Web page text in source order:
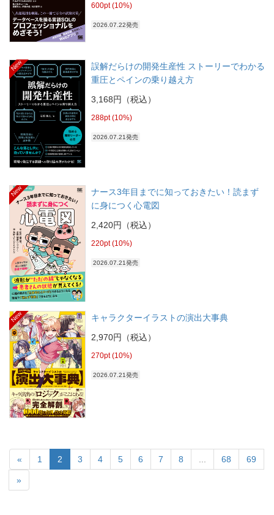
600pt (10%)
2026.07.22発売
New
誤解だらけの開発生産性 ストーリーでわかる
重圧とペインの乗り越え方
3,168円（税込）
288pt (10%)
2026.07.21発売
New
ナース3年目までに知っておきたい！読まず
に身につく心電図
2,420円（税込）
220pt (10%)
2026.07.21発売
New
キャラクターイラストの演出大事典
2,970円（税込）
270pt (10%)
2026.07.21発売
« 1 2 3 4 5 6 7 8 68 69
»